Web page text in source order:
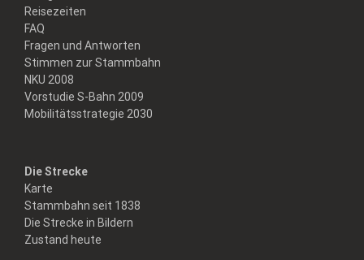
Reisezeiten
FAQ
Fragen und Antworten
Stimmen zur Stammbahn
NKU 2008
Vorstudie S-Bahn 2009
Mobilitätsstrategie 2030
Die Strecke
Karte
Stammbahn seit 1838
Die Strecke in Bildern
Zustand heute